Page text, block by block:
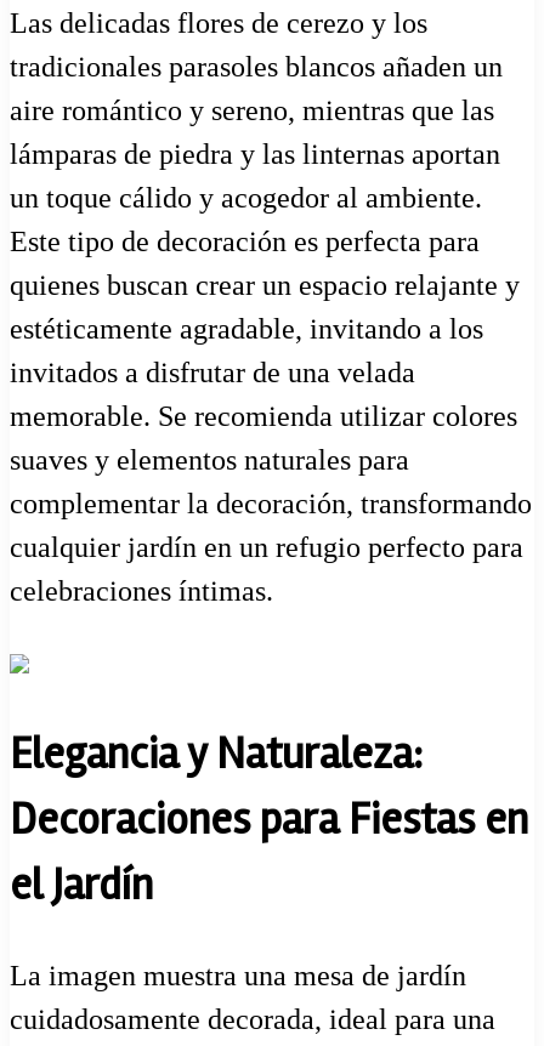
Las delicadas flores de cerezo y los
tradicionales parasoles blancos añaden un
aire romántico y sereno, mientras que las
lámparas de piedra y las linternas aportan
un toque cálido y acogedor al ambiente.
Este tipo de decoración es perfecta para
quienes buscan crear un espacio relajante y
estéticamente agradable, invitando a los
invitados a disfrutar de una velada
memorable. Se recomienda utilizar colores
suaves y elementos naturales para
complementar la decoración, transformando
cualquier jardín en un refugio perfecto para
celebraciones íntimas.
Elegancia y Naturaleza:
Decoraciones para Fiestas en
el Jardín
La imagen muestra una mesa de jardín
cuidadosamente decorada, ideal para una